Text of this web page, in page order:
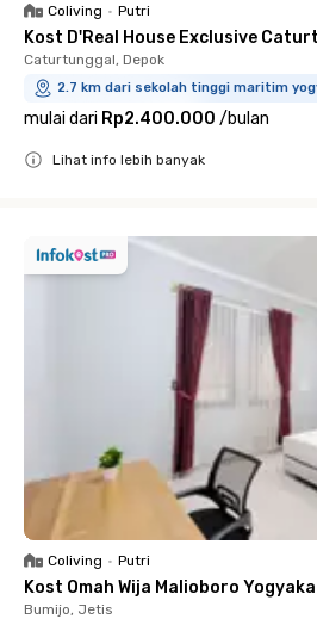
Coliving • Putri
Kost D'Real House Exclusive
Caturtunggal, Depok
2.7 km dari sekolah tinggi maritim
mulai dari Rp2.400.000 /bulan
Lihat info lebih banyak
Coliving • Putri
Kost Omah Wija Malioboro
Bumijo, Jetis